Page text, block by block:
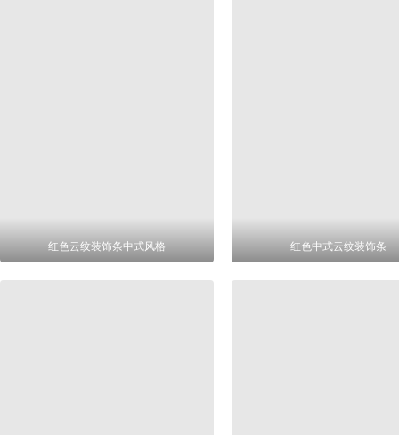
红色云纹装饰条中式风格 红色中式云纹装饰条